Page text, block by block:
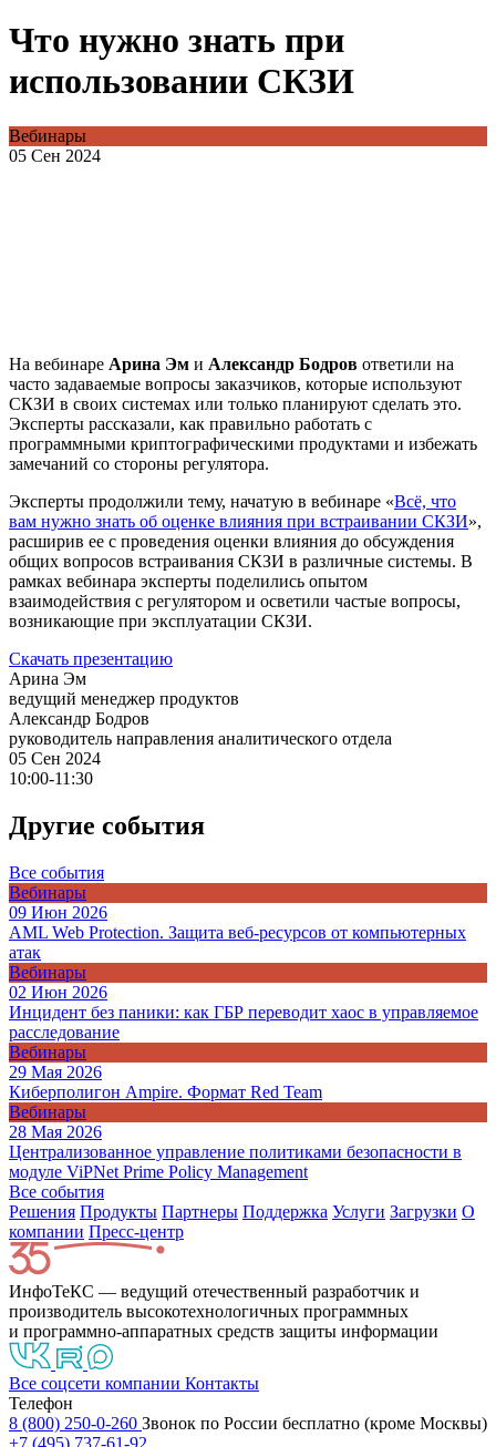
Что нужно знать при
использовании СКЗИ
Вебинары
05 Сен 2024
На вебинаре Арина Эм и Александр Бодров ответили на
часто задаваемые вопросы заказчиков, которые используют
СКЗИ в своих системах или только планируют сделать это.
Эксперты рассказали, как правильно работать с
программными криптографическими продуктами и избежать
замечаний со стороны регулятора.
Эксперты продолжили тему, начатую в вебинаре «Всё, что
вам нужно знать об оценке влияния при встраивании СКЗИ»,
расширив ее с проведения оценки влияния до обсуждения
общих вопросов встраивания СКЗИ в различные системы. В
рамках вебинара эксперты поделились опытом
взаимодействия с регулятором и осветили частые вопросы,
возникающие при эксплуатации СКЗИ.
Скачать презентацию
Арина Эм
ведущий менеджер продуктов
Александр Бодров
руководитель направления аналитического отдела
05 Сен 2024
10:00-11:30
Другие события
Все события
Вебинары
09 Июн 2026
AML Web Protection. Защита веб-ресурсов от компьютерных
атак
Вебинары
02 Июн 2026
Инцидент без паники: как ГБР переводит хаос в управляемое
расследование
Вебинары
29 Мая 2026
Киберполигон Ampire. Формат Red Team
Вебинары
28 Мая 2026
Централизованное управление политиками безопасности в
модуле ViPNet Prime Policy Management
Все события
Решения Продукты Партнeры Поддержка Услуги Загрузки О
компании Пресс-центр
ИнфоТеКС — ведущий отечественный разработчик и
производитель высокотехнологичных программных
и программно-аппаратных средств защиты информации
Все соцсети компании Контакты
Телефон
8 (800) 250-0-260 Звонок по России бесплатно (кроме Москвы)
+7 (495) 737-61-92